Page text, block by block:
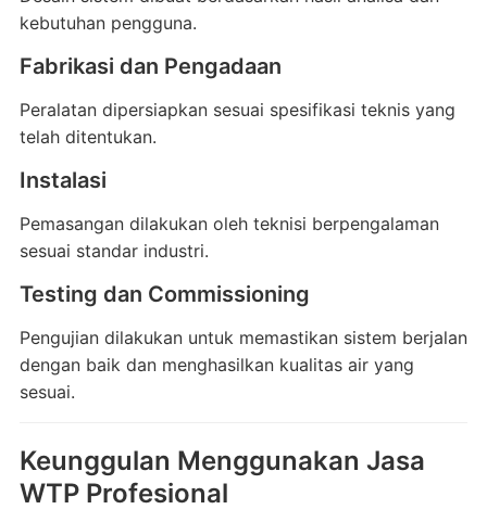
kebutuhan pengguna.
Fabrikasi dan Pengadaan
Peralatan dipersiapkan sesuai spesifikasi teknis yang
telah ditentukan.
Instalasi
Pemasangan dilakukan oleh teknisi berpengalaman
sesuai standar industri.
Testing dan Commissioning
Pengujian dilakukan untuk memastikan sistem berjalan
dengan baik dan menghasilkan kualitas air yang
sesuai.
Keunggulan Menggunakan Jasa
WTP Profesional